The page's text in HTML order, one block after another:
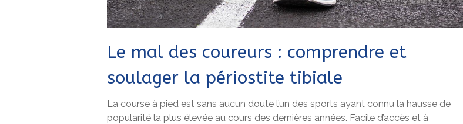
Le mal des coureurs : comprendre et
soulager la périostite tibiale
La course à pied est sans aucun doute l’un des sports ayant connu la hausse de
popularité la plus élevée au cours des dernières années. Facile d’accès et à